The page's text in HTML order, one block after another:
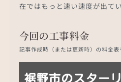
在ではもっと速い速度が出て
今回の工事料金
記事作成時（または更新時）の料金表
裾野市のスター